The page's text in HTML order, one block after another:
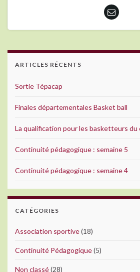
ARTICLES RÉCENTS
Sortie Tépacap
Finales départementales Basket ball
La qualification pour les basketteurs du
Continuité pédagogique : semaine 5
Continuité pédagogique : semaine 4
CATÉGORIES
Association sportive(18)
Continuité Pédagogique(5)
Non classé(28)